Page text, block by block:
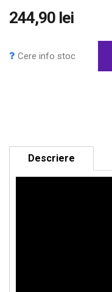
244,90 lei
Cere info stoc
Descriere